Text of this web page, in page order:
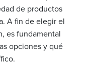
de productos
A fin de elegir el
es fundamental
opciones y qué